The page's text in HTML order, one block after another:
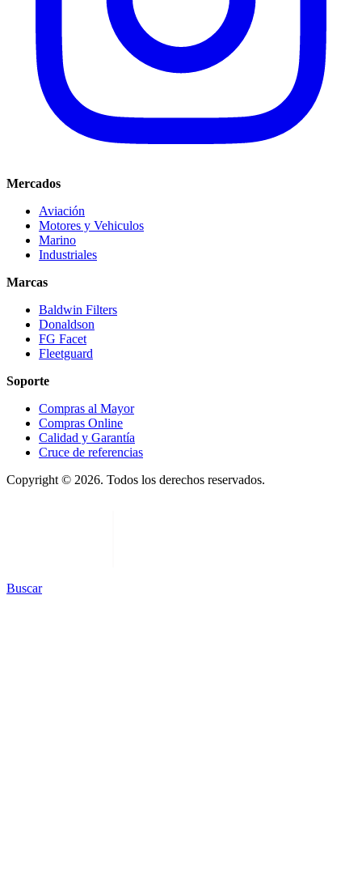
Mercados
Aviación
Motores y Vehiculos
Marino
Industriales
Marcas
Baldwin Filters
Donaldson
FG Facet
Fleetguard
Soporte
Compras al Mayor
Compras Online
Calidad y Garantía
Cruce de referencias
Copyright © 2026. Todos los derechos reservados.
Buscar